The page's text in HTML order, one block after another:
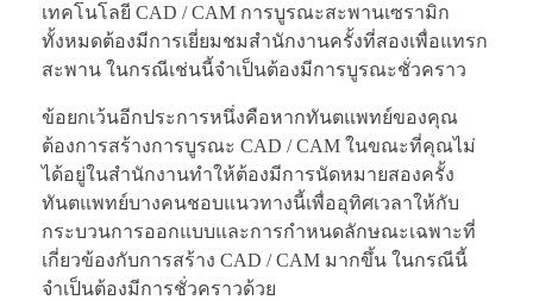
เทคโนโลยี CAD / CAM การบูรณะสะพานเซรามิก
ทั้งหมดต้องมีการเยี่ยมชมสำนักงานครั้งที่สองเพื่อแทรก
สะพาน ในกรณีเช่นนี้จำเป็นต้องมีการบูรณะชั่วคราว
ข้อยกเว้นอีกประการหนึ่งคือหากทันตแพทย์ของคุณ
ต้องการสร้างการบูรณะ CAD / CAM ในขณะที่คุณไม่
ได้อยู่ในสำนักงานทำให้ต้องมีการนัดหมายสองครั้ง
ทันตแพทย์บางคนชอบแนวทางนี้เพื่ออุทิศเวลาให้กับ
กระบวนการออกแบบและการกำหนดลักษณะเฉพาะที่
เกี่ยวข้องกับการสร้าง CAD / CAM มากขึ้น ในกรณีนี้
จำเป็นต้องมีการชั่วคราวด้วย